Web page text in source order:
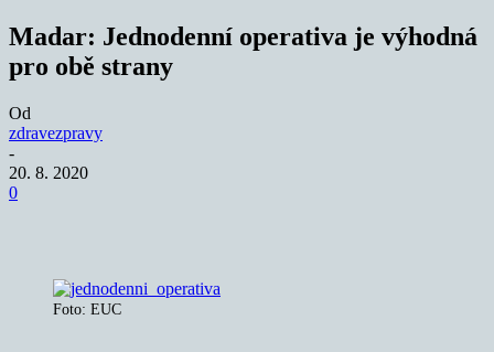
Madar: Jednodenní operativa je výhodná
pro obě strany
Od
zdravezpravy
-
20. 8. 2020
0
Foto: EUC